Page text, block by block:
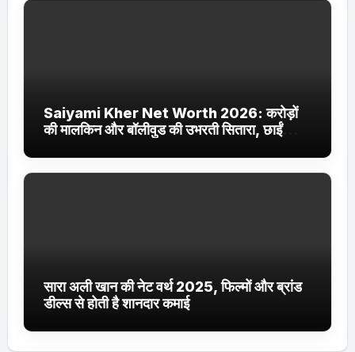
Saiyami Kher Net Worth 2026: करोड़ों
की मालकिन और बॉलीवुड की उभरती सितारा, छाईं
सारा अली खान की नेट वर्थ 2025, फिल्मों और ब्रांड
डील्स से होती है शानदार कमाई